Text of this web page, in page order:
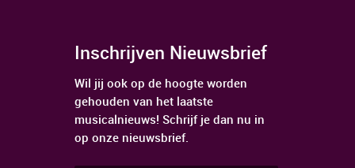
Inschrijven Nieuwsbrief
Wil jij ook op de hoogte worden
gehouden van het laatste
musicalnieuws! Schrijf je dan nu in
op onze nieuwsbrief.